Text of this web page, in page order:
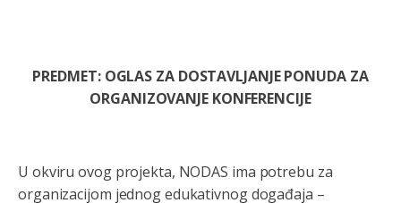
PREDMET: OGLAS ZA DOSTAVLJANJE PONUDA ZA
ORGANIZOVANJE KONFERENCIJE
U okviru ovog projekta, NODAS ima potrebu za
organizacijom jednog edukativnog događaja –